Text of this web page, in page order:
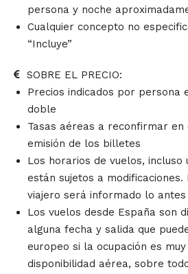
persona y noche
Cualquier concepto no
“Incluye”
SOBRE EL PRECIO:
Precios indicados por persona
doble
Tasas aéreas a reconfirmar
emisión de los billetes
Los horarios de vuelos, incluso
están sujetos a
viajero será informado lo
Los vuelos desde España son
alguna fecha y salida que
europeo si la ocupación es
disponibilidad aérea, sobre